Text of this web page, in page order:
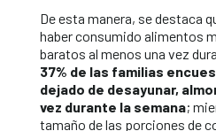
De esta manera, se destaca
haber consumido alimentos
baratos al menos una vez
37% de las familias
dejado de desayunar,
vez durante la semana;
tamaño de las porciones de